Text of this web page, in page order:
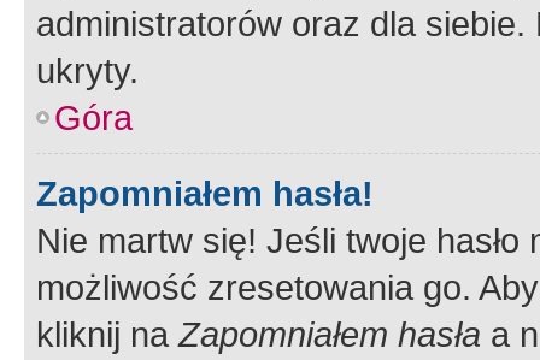
administratorów oraz dla
ukryty.
Góra
Zapomniałem hasła!
Nie martw się! Jeśli twoje
możliwość zresetowania go.
kliknij naZapomniałem hasła a